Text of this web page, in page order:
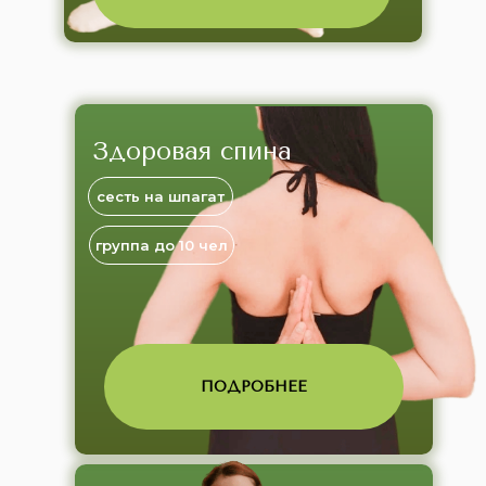
Здоровая спина
ПОДРОБНЕЕ
сесть на шпагат
группа до 10 чел